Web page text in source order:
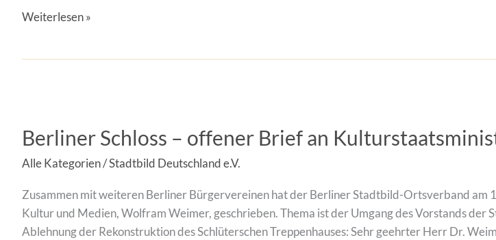
Carolabrücke
Weiterlesen »
Berliner Schloss – offener Brief an
Alle Kategorien/Stadtbild Deutschland e.V.
Zusammen mit weiteren Berliner Bürgervereinen hat der Berliner Stadtbild-Ortsverband
Kultur und Medien, Wolfram Weimer, geschrieben. Thema ist der Umgang des Vorstands
Ablehnung der Rekonstruktion des Schlüterschen Treppenhauses: Sehr geehrter Herr Dr.
–
Brief
an
Kulturstaatsminister
Weimer